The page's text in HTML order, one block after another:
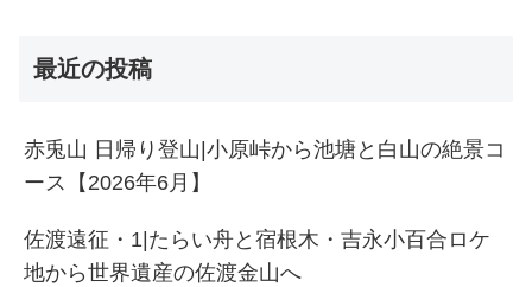
最近の投稿
赤兎山 日帰り登山|小原峠から池塘と白山の絶景コ
ース【2026年6月】
佐渡遠征・1|たらい舟と宿根木・吉永小百合ロケ
地から世界遺産の佐渡金山へ